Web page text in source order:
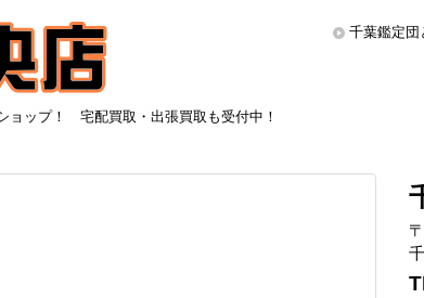
ョップ！ 宅配買取・出張買取も受付中！
千葉鑑定団